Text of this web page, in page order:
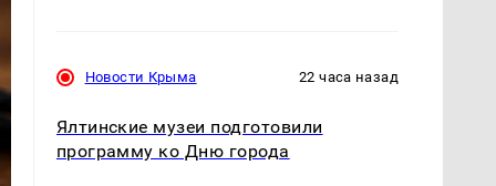
Новости Крыма 22 часа назад
Ялтинские музеи подготовили
программу ко Дню города